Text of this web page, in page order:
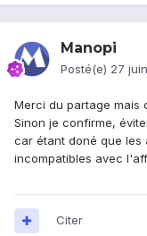
Manopi
Posté(e) 27
Merci du partage mais
Sinon je confirme,
car étant doné que les
incompatibles avec
Citer